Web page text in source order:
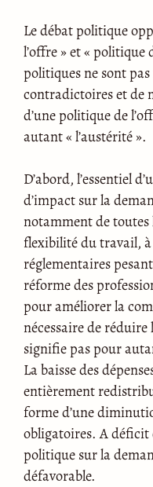
Le débat politique
l’offre » et « politique
politiques ne sont
contradictoires et de
d’une politique de
autant « l’austérité ».
D’abord, l’essentiel
d’impact sur la
notamment de toutes
flexibilité du travail, à
réglementaires
réforme des
pour améliorer la
nécessaire de réduire
signifie pas pour
La baisse des
entièrement
forme d’une
obligatoires. A déficit
politique sur la
défavorable.